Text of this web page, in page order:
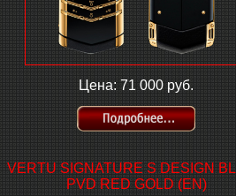
Цена: 71 000 руб.
VERTU SIGNATURE S DESIGN
PVD RED GOLD (EN)